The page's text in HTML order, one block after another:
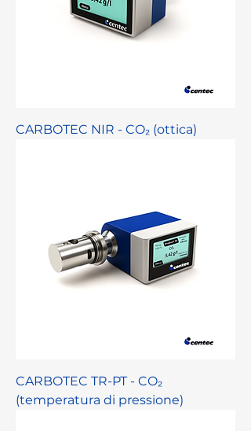
CARBOTEC NIR - CO₂ (ottica)
CARBOTEC TR-PT - CO₂
(temperatura di pressione)